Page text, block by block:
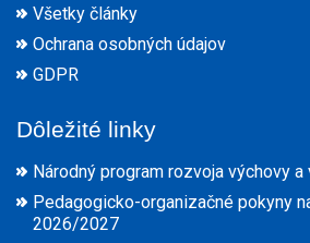
Všetky články
Ochrana osobných údajov
GDPR
Dôležité linky
Národný program rozvoja výchovy
Pedagogicko-organizačné pokyny
2026/2027